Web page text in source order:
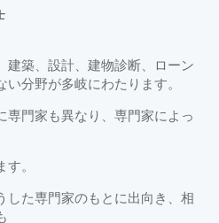
建築、設計、建物診断、ローン
分野が多岐にわたります。
専門家も異なり、専門家によっ
。
した専門家のもとに出向き、相